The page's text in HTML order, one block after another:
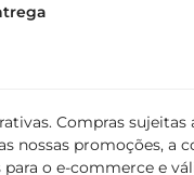
Compras
nossas promoções, a
o e-commerce e